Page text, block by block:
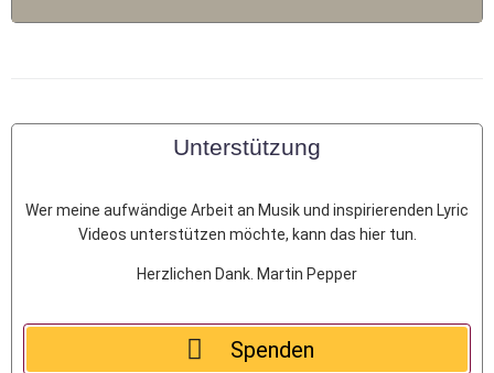
Unterstützung
Wer meine aufwändige Arbeit an Musik und inspirierenden Lyric
Videos unterstützen möchte, kann das hier tun.
Herzlichen Dank. Martin Pepper
Spenden